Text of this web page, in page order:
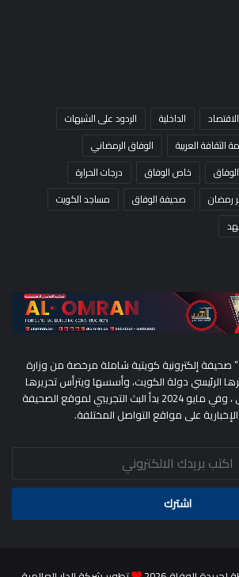
الاقتصاد الداخلية
الردود على الشبهات
الثقافة العربية
الوفاق الرمضاني
خاص الوفاق
درجات الحرارة
رمضان صحيفة الوفاق
مساجد الكويت
صحيفة إلكترونية كويتية شاملة مرخصة من وزارة
الرئيسي دولة الكويت، وأسسها ويترأس تحريرها
الكاتب/ مطلق الحريجي ، وفي مايو 2024 بدأ البث التجريبي لموقع الصحيفة
على مواقع التواصل المختلفة.